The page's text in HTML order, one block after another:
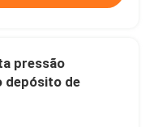
pressão
depósito de